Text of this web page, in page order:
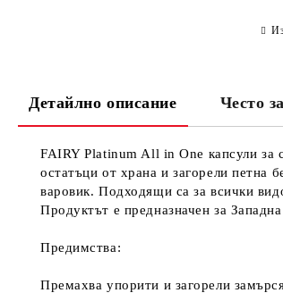
Детайлно описание Често
FAIRY Platinum All in One капсули за
остатъци от храна и загорели петна
варовик. Подходящи са за всички
Продуктът е предназначен за
Предимства:
Премахва упорити и загорели